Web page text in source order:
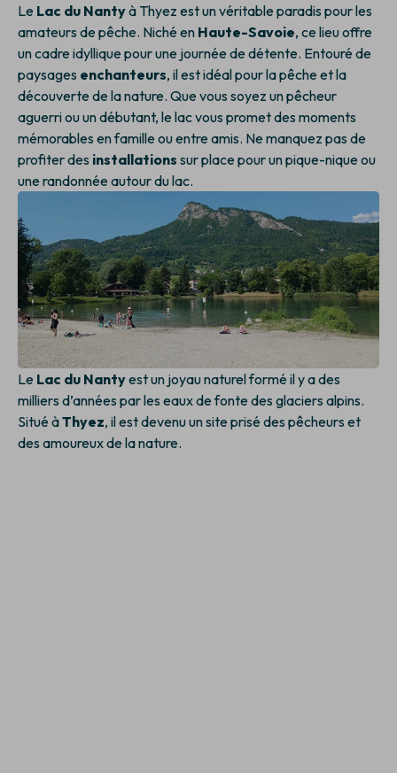
Le Lac du Nantyà Thyez est un véritable paradis pour les
amateurs de pêche. Niché en Haute-Savoie, ce lieu offre
un cadre idyllique pour une journée de détente. Entouré de
paysages enchanteurs, il est idéal pour la pêche et la
découverte de la nature. Que vous soyez un pêcheur
aguerri ou un débutant, le lac vous promet des moments
mémorables en famille ou entre amis. Ne manquez pas de
profiter des installations sur place pour un pique-nique ou
une randonnée autour du lac.
Le Lac du Nantyest un joyau naturel formé il y a des
milliers d’années par les eaux de fonte des glaciers alpins.
Situé àThyez, il est devenu un site prisé des pêcheurs et
des amoureux de la nature.